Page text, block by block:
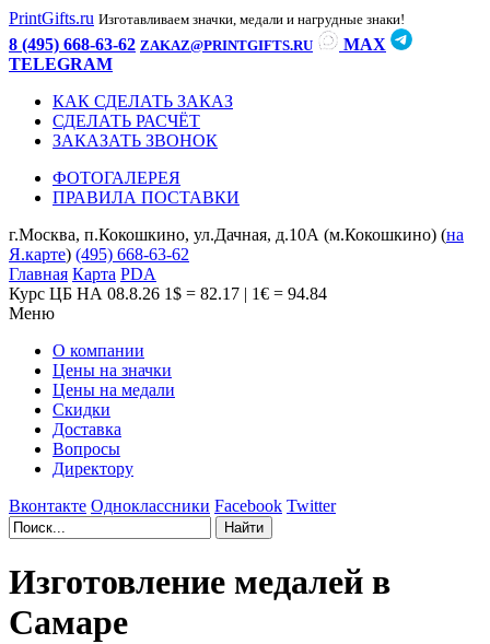
PrintGifts.ru Изготавливаем значки, медали и нагрудные знаки!
8 (495) 668-63-62 ZAKAZ@PRINTGIFTS.RU
MAX
TELEGRAM
КАК СДЕЛАТЬ ЗАКАЗ
СДЕЛАТЬ РАСЧЁТ
ЗАКАЗАТЬ ЗВОНОК
ФОТОГАЛЕРЕЯ
ПРАВИЛА ПОСТАВКИ
г.Москва, п.Кокошкино, ул.Дачная, д.10А (м.Кокошкино) (на
Я.карте) (495) 668-63-62
Главная Карта PDA
Курс ЦБ НА 08.8.26 1$ = 82.17 | 1€ = 94.84
Меню
О компании
Цены на значки
Цены на медали
Скидки
Доставка
Вопросы
Директору
Вконтакте Одноклассники Facebook Twitter
Изготовление медалей в
Самаре